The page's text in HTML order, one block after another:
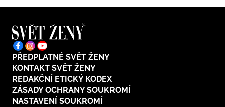
PŘEDPLATNÉ SVĚT ŽENY
KONTAKT SVĚT ŽENY
REDAKČNÍ ETICKÝ KODEX
ZÁSADY OCHRANY SOUKROMÍ
NASTAVENÍ SOUKROMÍ